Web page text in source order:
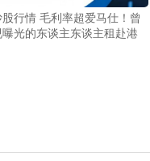
行情 毛利率超爱马仕！曾
光的东谈主东谈主租赴港